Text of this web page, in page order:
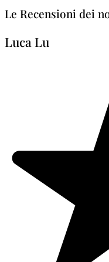
Le Recensioni dei
Luca Lu